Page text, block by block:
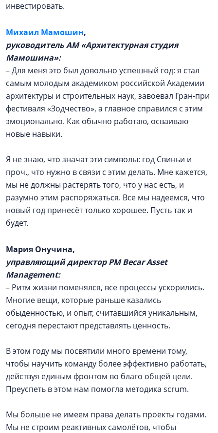
инвестировать.
Михаил Мамошин,
руководитель АМ «Архитектурная студия
Мамошина»:
– Для меня это был довольно успешный год: я стал
самым молодым академиком российской Академии
архитектуры и строительных наук, завоевал Гран-при
фестиваля «Зодчество», а главное справился с этим
эмоционально. Как обычно работаю, осваиваю
новые навыки.
Я не знаю, что значат эти символы: год Свиньи и
проч., что нужно в связи с этим делать. Мне кажется,
мы не должны растерять того, что у нас есть, и
разумно этим распоряжаться. Все мы надеемся, что
новый год принесёт только хорошее. Пусть так и
будет.
Мария Онучина,
управляющий директор PM Becar Asset
Management:
– Ритм жизни поменялся, все процессы ускорились.
Многие вещи, которые раньше казались
обыденностью, и опыт, считавшийся уникальным,
сегодня перестают представлять ценность.
В этом году мы посвятили много времени тому,
чтобы научить команду более эффективно работать,
действуя единым фронтом во благо общей цели.
Преуспеть в этом нам помогла методика scrum.
Мы больше не имеем права делать проекты годами.
Мы не строим реактивных самолётов, чтобы